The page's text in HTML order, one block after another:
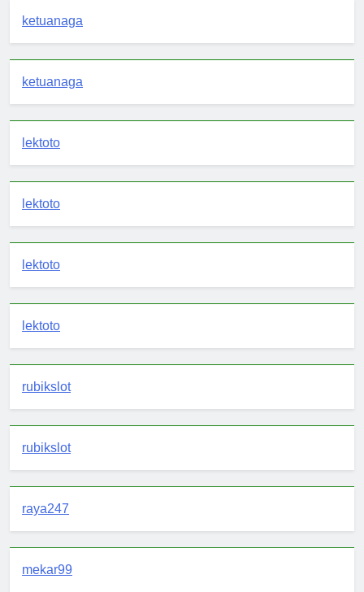
ketuanaga
ketuanaga
lektoto
lektoto
lektoto
lektoto
rubikslot
rubikslot
raya247
mekar99